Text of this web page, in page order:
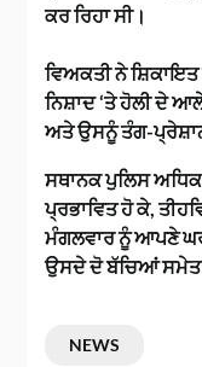
ਕਰ ਰਿਹਾ ਸੀ।
ਵਿਅਕਤੀ ਨੇ ਸ਼ਿਕਾਇਤ
ਨਿਸ਼ਾਦ ‘ਤੇ ਹੋਲੀ ਦੇ
ਅਤੇ ਉਸਨੂੰ ਤੰਗ-
ਸਥਾਨਕ ਪੁਲਿਸ
ਪ੍ਰਭਾਵਿਤ ਹੋ ਕੇ,
ਮੰਗਲਵਾਰ ਨੂੰ ਆਪਣੇ
ਉਸਦੇ ਦੋ ਬੱਚਿਆਂ ਸਮੇਤ
NEWS